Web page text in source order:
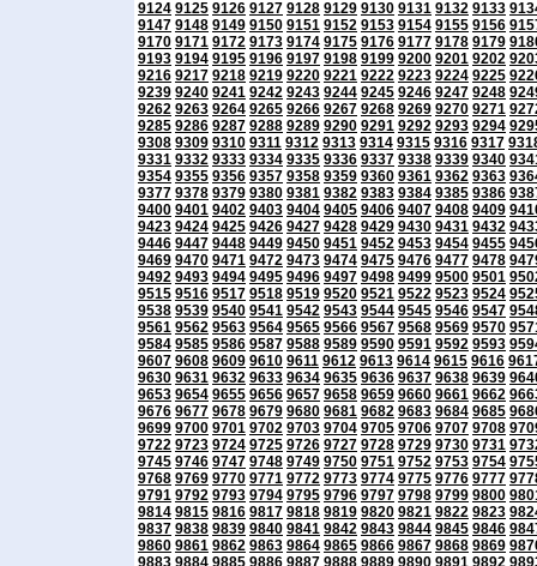
9124 9125 9126 9127 9128 9129 9130 9131 9132 9133
9147 9148 9149 9150 9151 9152 9153 9154 9155 9156
9170 9171 9172 9173 9174 9175 9176 9177 9178 9179
9193 9194 9195 9196 9197 9198 9199 9200 9201 9202
9216 9217 9218 9219 9220 9221 9222 9223 9224 9225
9239 9240 9241 9242 9243 9244 9245 9246 9247 9248
9262 9263 9264 9265 9266 9267 9268 9269 9270 9271
9285 9286 9287 9288 9289 9290 9291 9292 9293 9294
9308 9309 9310 9311 9312 9313 9314 9315 9316 9317
9331 9332 9333 9334 9335 9336 9337 9338 9339 9340
9354 9355 9356 9357 9358 9359 9360 9361 9362 9363
9377 9378 9379 9380 9381 9382 9383 9384 9385 9386
9400 9401 9402 9403 9404 9405 9406 9407 9408 9409
9423 9424 9425 9426 9427 9428 9429 9430 9431 9432
9446 9447 9448 9449 9450 9451 9452 9453 9454 9455
9469 9470 9471 9472 9473 9474 9475 9476 9477 9478
9492 9493 9494 9495 9496 9497 9498 9499 9500 9501
9515 9516 9517 9518 9519 9520 9521 9522 9523 9524
9538 9539 9540 9541 9542 9543 9544 9545 9546 9547
9561 9562 9563 9564 9565 9566 9567 9568 9569 9570
9584 9585 9586 9587 9588 9589 9590 9591 9592 9593
9607 9608 9609 9610 9611 9612 9613 9614 9615 9616
9630 9631 9632 9633 9634 9635 9636 9637 9638 9639
9653 9654 9655 9656 9657 9658 9659 9660 9661 9662
9676 9677 9678 9679 9680 9681 9682 9683 9684 9685
9699 9700 9701 9702 9703 9704 9705 9706 9707 9708
9722 9723 9724 9725 9726 9727 9728 9729 9730 9731
9745 9746 9747 9748 9749 9750 9751 9752 9753 9754
9768 9769 9770 9771 9772 9773 9774 9775 9776 9777
9791 9792 9793 9794 9795 9796 9797 9798 9799 9800
9814 9815 9816 9817 9818 9819 9820 9821 9822 9823
9837 9838 9839 9840 9841 9842 9843 9844 9845 9846
9860 9861 9862 9863 9864 9865 9866 9867 9868 9869
9883 9884 9885 9886 9887 9888 9889 9890 9891 9892